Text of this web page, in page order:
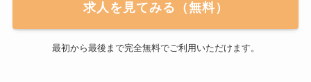
求人を見てみる（無料）
最初から最後まで完全無料でご利用いただけます。